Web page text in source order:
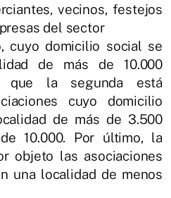
vecinos, festejos
del sector
cuyo domicilio social se
de más de 10.000
que la segunda está
cuyo domicilio
de más de 3.500
10.000. Por último, la
objeto las asociaciones
una localidad de menos